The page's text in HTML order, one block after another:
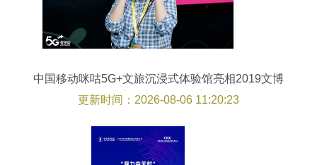
中国移动咪咕5G+文旅沉浸式体验馆亮相2019文博
会，开启数字文化创意新篇章
更新时间：2026-08-06 11:20:23